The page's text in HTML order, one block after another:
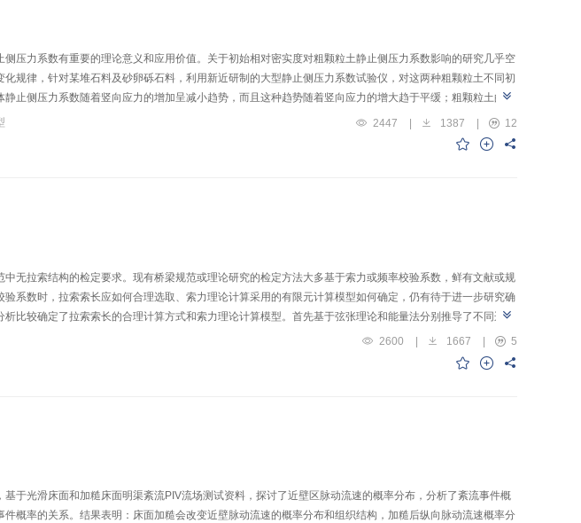
压力系数有重要的理论意义和应用价值。关于初始相对密实度对粗颗粒土静止侧压力系数影响的研究几乎空
规律，针对某堆石料及砂卵砾石料，利用新近研制的大型静止侧压力系数试验仪，对这两种粗颗粒土不同初
止侧压力系数随着竖向应力的增加呈减小趋势，而且这种趋势随着竖向应力的增大趋于平缓；粗颗粒土的静
止侧压力系数有一定影响，在正常固结状态下，砂卵砾石料静止侧压力系数可比堆石料大4.0%～7.5%。超
分析堆石料静止侧压力系数试验结果，验证了笔者之前提出的静止侧压力系数与竖向应力关系式也适用于初
同时反映粗颗粒土静止侧压力系数与初始相对密实度以及竖向应力之间关系的经验公式。最后，利用砂卵砾
2447 | 1387 |
12
无拉索结构的检定要求。现有桥梁规范或理论研究的检定方法大多基于索力或频率校验系数，鲜有文献或规
系数时，拉索索长应如何合理选取、索力理论计算采用的有限元计算模型如何确定，仍有待于进一步研究确
比较确定了拉索索长的合理计算方式和索力理论计算模型。首先基于弦张理论和能量法分别推导了不同边界
索力理论简化模型，在简化模型基础上推导了索力增量校验系数。试验表明：索力精确求解方法计算结果分
差和频率比较发现，实测频率转换为实测索力过程中应选择合理的拉索索长。理论索力可按全桥有限元模型
。与振动频率校验系数、索力偏差率以及索力校验系数相比，索力增量校验系数反映出的各吊杆变化幅度显
2600 1667
5
于光滑床面和加糙床面明渠紊流PIV流场测试资料，探讨了近壁区脉动流速的概率分布，分析了紊流事件概
概率的关系。结果表明：床面加糙会改变近壁脉动流速的概率分布和组织结构，加糙后纵向脉动流速概率分